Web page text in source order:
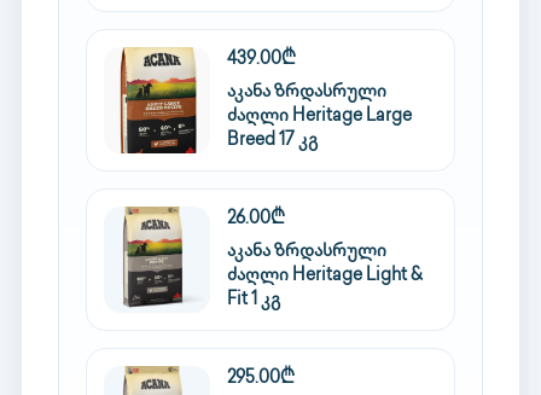
439.00₾
აკანა ზრდასრული
ძაღლი Heritage Large
Breed 17 კგ
26.00₾
აკანა ზრდასრული
ძაღლი Heritage Light &
Fit 1 კგ
295.00₾